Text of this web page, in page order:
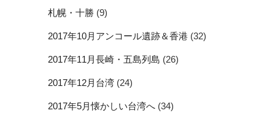
札幌・十勝 (9)
2017年10月アンコール遺跡＆香港 (32)
2017年11月長崎・五島列島 (26)
2017年12月台湾 (24)
2017年5月懐かしい台湾へ (34)